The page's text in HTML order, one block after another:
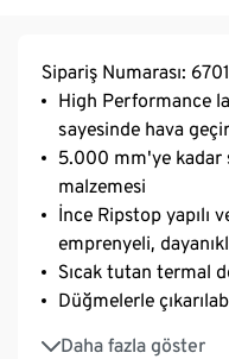
Sipariş Numarası:
High Performance
sayesinde hava
5.000 mm'ye kadar
malzemesi
İnce Ripstop yapılı
emprenyeli,
Sıcak tutan termal
Düğmelerle
Daha fazla göster
Kapüşon, yaka ve